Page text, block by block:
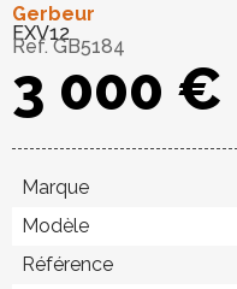
Gerbeur
EXV12
Ref.GB5184
3 000 €
Marque
Modèle
Référence